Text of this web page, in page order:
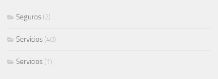
Seguros (2)
Servicios (40)
Servicios (1)